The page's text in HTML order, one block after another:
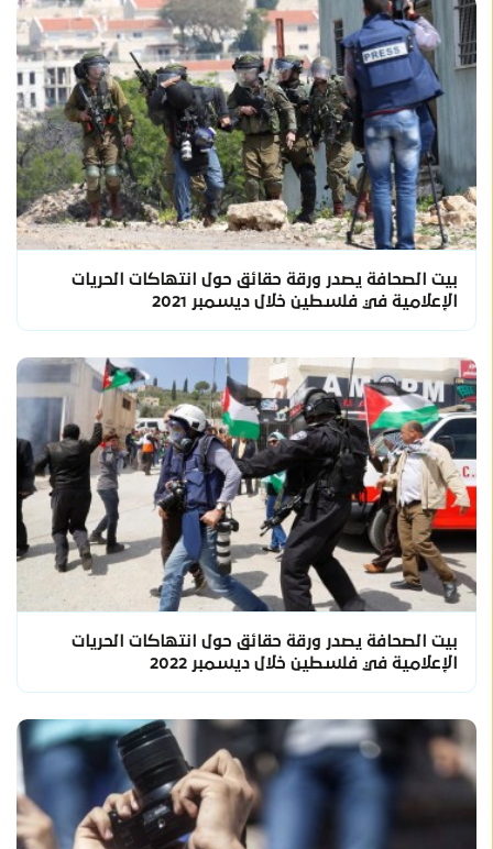
بيت الصحافة يصدر ورقة حقائق حول انتهاكات الحريات
الإعلامية في فلسطين خلال ديسمبر 2021
بيت الصحافة يصدر ورقة حقائق حول انتهاكات الحريات
الإعلامية في فلسطين خلال ديسمبر 2022